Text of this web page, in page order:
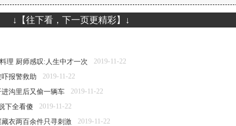
↓【往下看，下一页更精彩】↓
理 厨师感叹:人生中才一次 2019-11-22
报警救助 2019-11-22
沟里后又偷一辆车 2019-11-22
下全看傻 2019-11-22
衣两百余件只寻刺激 2019-11-22